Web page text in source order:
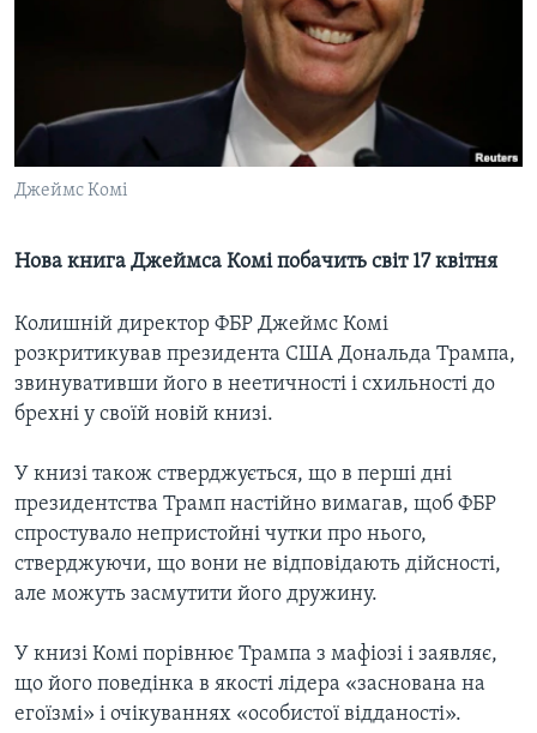
ІСТОРІЇ УСПІХУ УКРАЇНЦІВ
БРИФІНГ ГОЛОСУ АМЕРИКИ
ПРАЙМ-ТАЙМ
Learning English
Мови
Джеймс Комі
Нова книга Джеймса Комі побачить світ 17 квітня
Колишній директор ФБР Джеймс Комі
розкритикував президента США Дональда Трампа,
звинувативши його в неетичності і схильності до
брехні у своїй новій книзі.
У книзі також стверджується, що в перші дні
президентства Трамп настійно вимагав, щоб ФБР
спростувало непристойні чутки про нього,
стверджуючи, що вони не відповідають дійсності,
але можуть засмутити його дружину.
У книзі Комі порівнює Трампа з мафіозі і заявляє,
що його поведінка в якості лідера «заснована на
егоїзмі» і очікуваннях «особистої відданості».